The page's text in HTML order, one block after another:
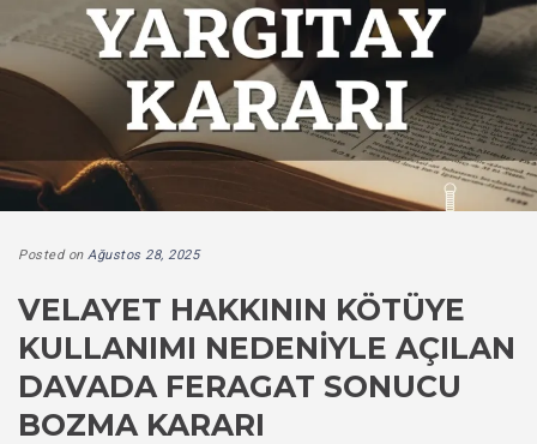
Posted on Ağustos 28, 2025
VELAYET HAKKININ KÖTÜYE
KULLANIMI NEDENIYLE AÇILAN
DAVADA FERAGAT SONUCU
BOZMA KARARI